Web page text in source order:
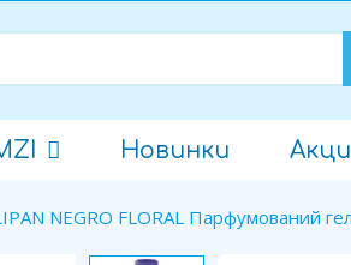
Новинки
NEGRO FLORAL Парфумований